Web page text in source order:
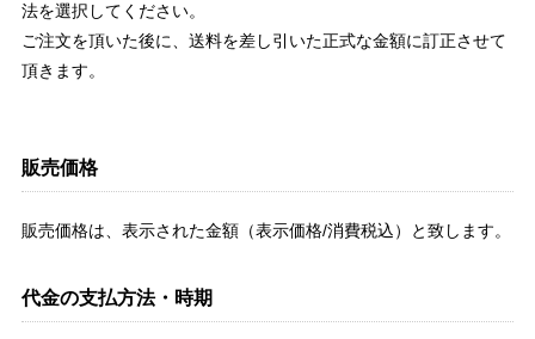
法を選択してください。
ご注文を頂いた後に、送料を差し引いた正式な金額に訂正させて
頂きます。
販売価格
販売価格は、表示された金額（表示価格/消費税込）と致します。
代金の支払方法・時期